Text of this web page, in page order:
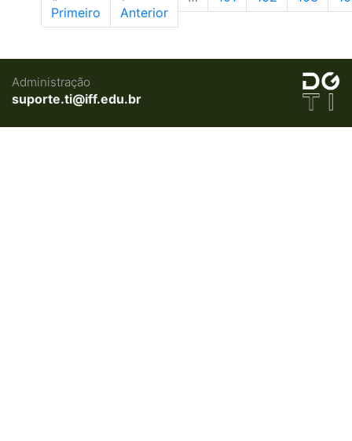
Primeiro
Anterior
Administração
suporte.ti@iff.edu.br